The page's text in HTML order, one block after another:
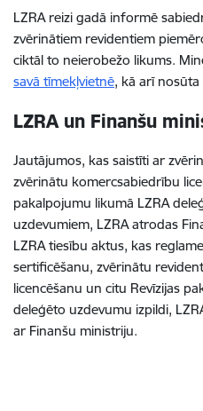
LZRA reizi gadā informē
zvērinātiem revidentiem
ciktāl to neierobežo likums.
savā tīmekļvietnē, kā arī
LZRA un Finanšu
Jautājumos, kas saistīti ar
zvērinātu komercsabiedrību
pakalpojumu likumā LZRA
uzdevumiem, LZRA atrodas
LZRA tiesību aktus, kas
sertificēšanu, zvērinātu
licencēšanu un citu Revīzijas
deleģēto uzdevumu izpildi,
ar Finanšu ministriju.